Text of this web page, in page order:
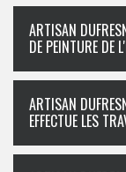
ARTISAN
DE PEINTURE DE
ARTISAN
EFFECTUE LES